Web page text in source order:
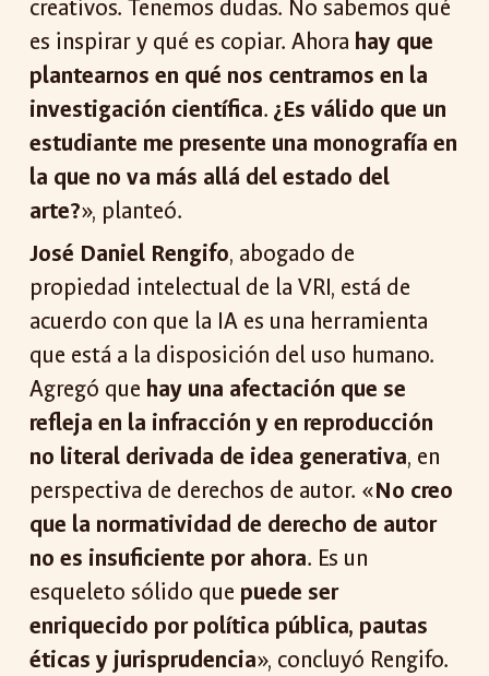
creativos. Tenemos dudas. No sabemos qué
es inspirar y qué es copiar. Ahora hay que
plantearnos en qué nos centramos en la
investigación científica.¿Es válido que un
estudiante me presente una monografía en
la que no va más allá del estado del
arte?», planteó.
José Daniel Rengifo, abogado de
propiedad intelectual de la VRI, está de
acuerdo con que la IA es una herramienta
que está a la disposición del uso humano.
Agregó que hay una afectación que se
refleja en la infracción y en reproducción
no literal derivada de idea generativa, en
perspectiva de derechos de autor. «No creo
que la normatividad de derecho de autor
no es insuficiente por ahora. Es un
esqueleto sólido que puede ser
enriquecido por política pública, pautas
éticas y jurisprudencia», concluyó Rengifo.